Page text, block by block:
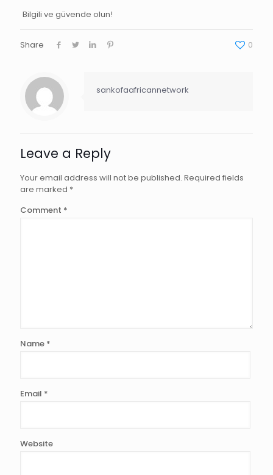
Bilgili ve güvende olun!
Share 0
sankofaafricannetwork
Leave a Reply
Your email address will not be published. Required fields
are marked *
Comment *
Name *
Email *
Website